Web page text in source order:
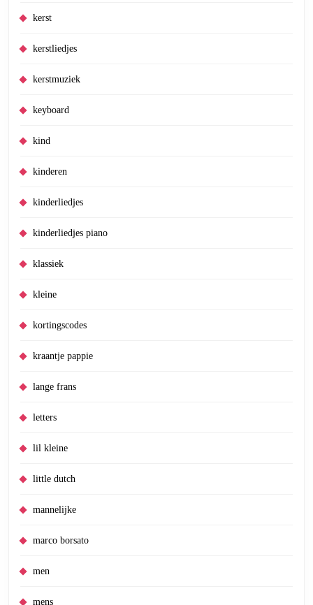
kerst
kerstliedjes
kerstmuziek
keyboard
kind
kinderen
kinderliedjes
kinderliedjes piano
klassiek
kleine
kortingscodes
kraantje pappie
lange frans
letters
lil kleine
little dutch
mannelijke
marco borsato
men
mens